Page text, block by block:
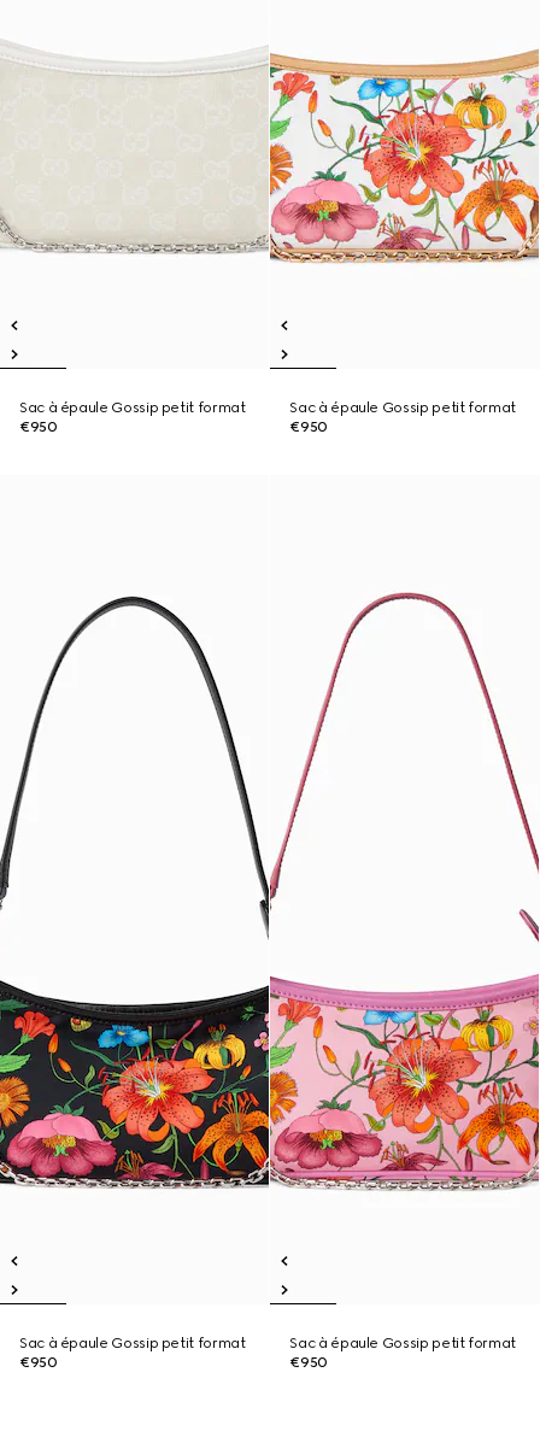
Sac à épaule Gossip petit format
€950
Sac à épaule Gossip petit format
€950
Sac à épaule Gossip petit format
€950
Sac à épaule Gossip petit format
€950